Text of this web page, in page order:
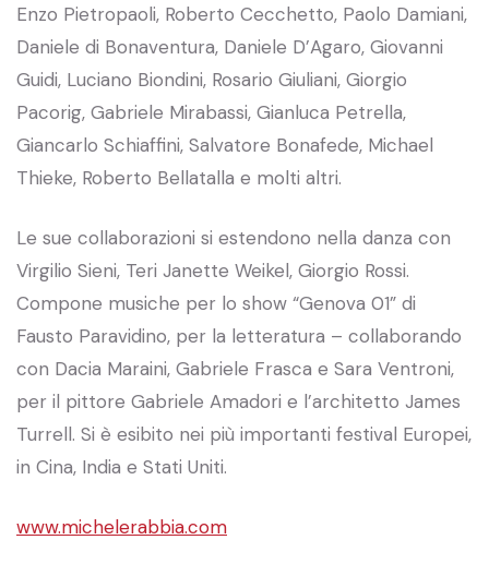
Enzo Pietropaoli, Roberto Cecchetto, Paolo Damiani,
Daniele di Bonaventura, Daniele D’Agaro, Giovanni
Guidi, Luciano Biondini, Rosario Giuliani, Giorgio
Pacorig, Gabriele Mirabassi, Gianluca Petrella,
Giancarlo Schiaffini, Salvatore Bonafede, Michael
Thieke, Roberto Bellatalla e molti altri.
Le sue collaborazioni si estendono nella danza con
Virgilio Sieni, Teri Janette Weikel, Giorgio Rossi.
Compone musiche per lo show “Genova 01” di
Fausto Paravidino, per la letteratura – collaborando
con Dacia Maraini, Gabriele Frasca e Sara Ventroni,
per il pittore Gabriele Amadori e l’architetto James
Turrell. Si è esibito nei più importanti festival Europei,
in Cina, India e Stati Uniti.
www.michelerabbia.com